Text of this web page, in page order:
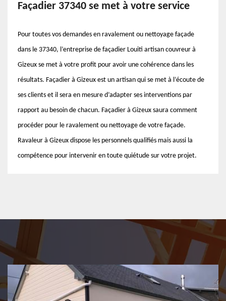
Façadier 37340 se met à votre service
Pour toutes vos demandes en ravalement ou nettoyage façade
dans le 37340, l’entreprise de façadier Louiti artisan couvreur à
Gizeux se met à votre profit pour avoir une cohérence dans les
résultats. Façadier à Gizeux est un artisan qui se met à l’écoute de
ses clients et il sera en mesure d’adapter ses interventions par
rapport au besoin de chacun. Façadier à Gizeux saura comment
procéder pour le ravalement ou nettoyage de votre façade.
Ravaleur à Gizeux dispose les personnels qualifiés mais aussi la
compétence pour intervenir en toute quiétude sur votre projet.